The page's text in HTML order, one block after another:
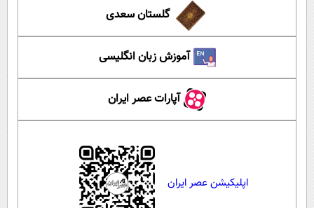
گلستان سعدی
آموزش زبان انگلیسی
آپارات عصر ایران
اپلیکیشن عصر ایران